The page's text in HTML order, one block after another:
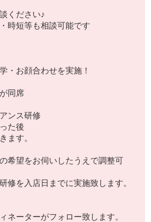
ください♪
時短等も相談可能です
・お顔合わせを実施！
同席
ンス研修
た後
ます。
希望をお伺いしたうえで調整可
修を入店日までに実施致します。
ネーターがフォロー致します。